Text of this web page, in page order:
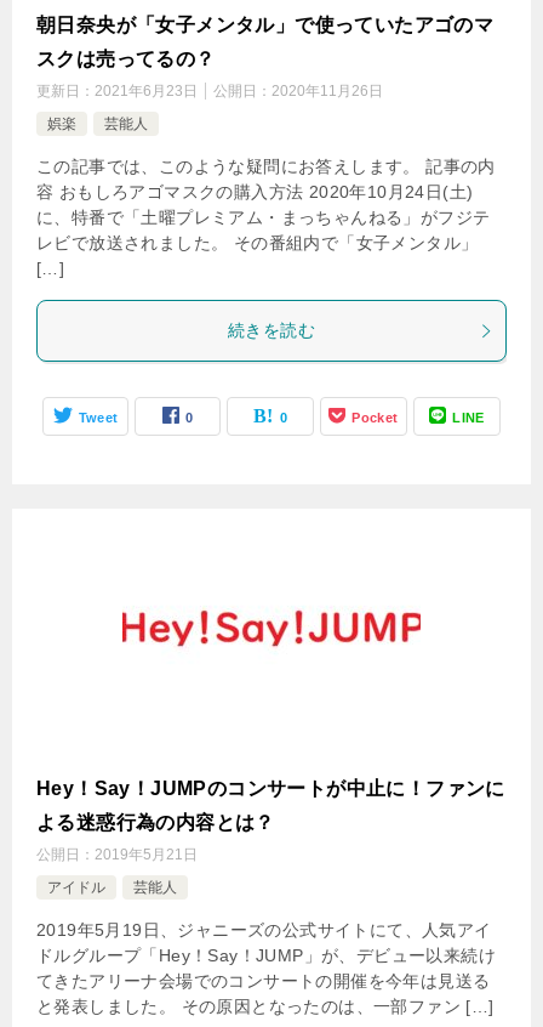
朝日奈央が「女子メンタル」で使っていたアゴのマ
スクは売ってるの？
更新日： 2021年6月23日 公開日： 2020年11月26日
娯楽
芸能人
この記事では、このような疑問にお答えします。 記事の内
容 おもしろアゴマスクの購入方法 2020年10月24日(土)
に、特番で「土曜プレミアム・まっちゃんねる」がフジテ
レビで放送されました。 その番組内で「女子メンタル」
[…]
続きを読む
Tweet 0 0 Pocket LINE
Hey！Say！JUMPのコンサートが中止に！ファンに
よる迷惑行為の内容とは？
公開日： 2019年5月21日
アイドル
芸能人
2019年5月19日、ジャニーズの公式サイトにて、人気アイ
ドルグループ「Hey！Say！JUMP」が、デビュー以来続け
てきたアリーナ会場でのコンサートの開催を今年は見送る
と発表しました。 その原因となったのは、一部ファン […]